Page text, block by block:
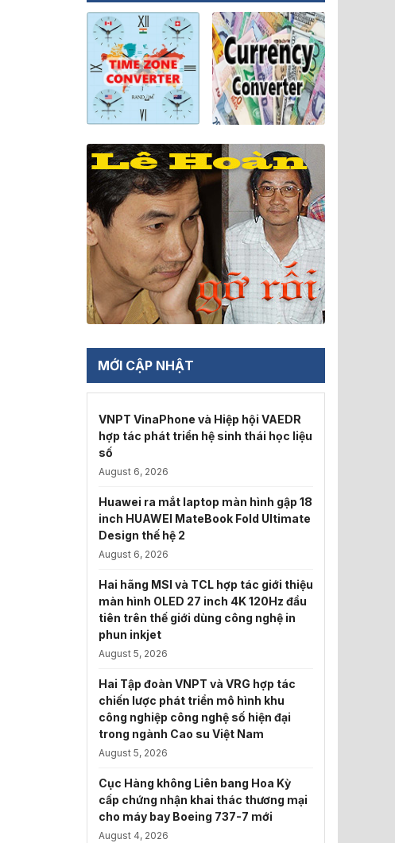
MỚI CẬP NHẬT
VNPT VinaPhone và Hiệp hội VAEDR
hợp tác phát triển hệ sinh thái học liệu
số
August 6, 2026
Huawei ra mắt laptop màn hình gập 18
inch HUAWEI MateBook Fold Ultimate
Design thế hệ 2
August 6, 2026
Hai hãng MSI và TCL hợp tác giới thiệu
màn hình OLED 27 inch 4K 120Hz đầu
tiên trên thế giới dùng công nghệ in
phun inkjet
August 5, 2026
Hai Tập đoàn VNPT và VRG hợp tác
chiến lược phát triển mô hình khu
công nghiệp công nghệ số hiện đại
trong ngành Cao su Việt Nam
August 5, 2026
Cục Hàng không Liên bang Hoa Kỳ
cấp chứng nhận khai thác thương mại
cho máy bay Boeing 737-7 mới
August 4, 2026